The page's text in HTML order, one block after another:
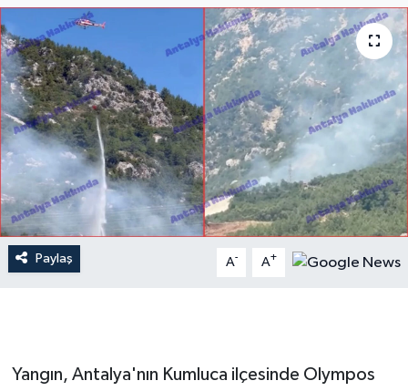
Paylaş A- A+
Yangın, Antalya'nın Kumluca ilçesinde Olympos
Spor
Dünya
Resmi Reklamlar
Haber Arşivi